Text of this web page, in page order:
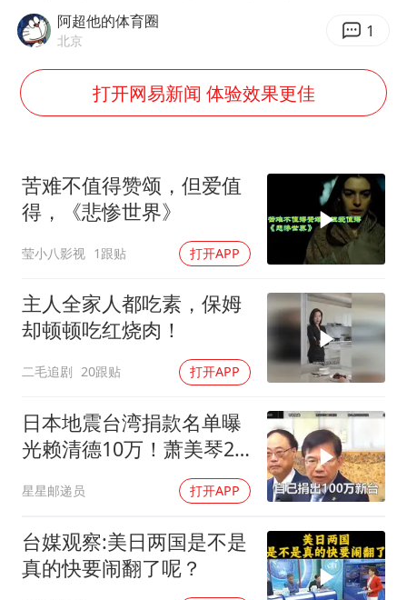
酒店回应车内过夜被收150元
牛津大学一纸声明甩不了锅
网传《披荆斩棘2026》名单
女主硬加吻戏短剧已下架
浙江台州《告全体市民书》
香港宏福苑火灾或由烟头引起
人民的健康、体质、幸福一脉相承
阿超他的体育圈
北京 1
打开网易新闻 体验效果更佳
苦难不值得赞颂，但爱值
得，《悲惨世界》
莹小八影视 1跟贴 打开APP
主人全家人都吃素，保姆
却顿顿吃红烧肉！
二毛追剧 20跟贴 打开APP
日本地震台湾捐款名单曝
光赖清德10万！萧美琴20
星星邮递员 打开APP
台媒观察:美日两国是不是
真的快要闹翻了呢？